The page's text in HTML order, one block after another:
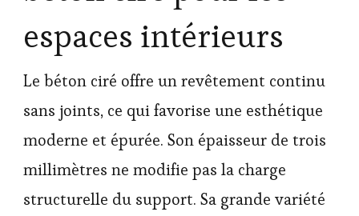
espaces intérieurs
Le béton ciré offre un revêtement continu
sans joints, ce qui favorise une esthétique
moderne et épurée. Son épaisseur de trois
millimètres ne modifie pas la charge
structurelle du support. Sa grande variété